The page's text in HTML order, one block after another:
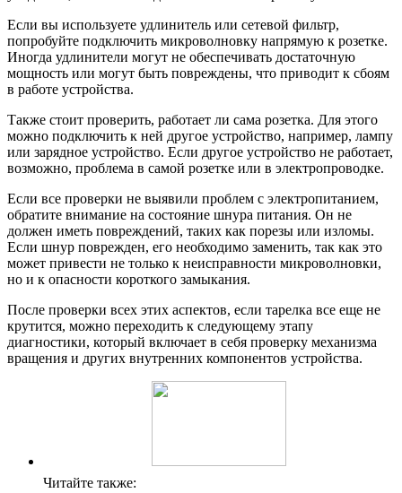
Если вы используете удлинитель или сетевой фильтр,
попробуйте подключить микроволновку напрямую к розетке.
Иногда удлинители могут не обеспечивать достаточную
мощность или могут быть повреждены, что приводит к сбоям
в работе устройства.
Также стоит проверить, работает ли сама розетка. Для этого
можно подключить к ней другое устройство, например, лампу
или зарядное устройство. Если другое устройство не работает,
возможно, проблема в самой розетке или в электропроводке.
Если все проверки не выявили проблем с электропитанием,
обратите внимание на состояние шнура питания. Он не
должен иметь повреждений, таких как порезы или изломы.
Если шнур поврежден, его необходимо заменить, так как это
может привести не только к неисправности микроволновки,
но и к опасности короткого замыкания.
После проверки всех этих аспектов, если тарелка все еще не
крутится, можно переходить к следующему этапу
диагностики, который включает в себя проверку механизма
вращения и других внутренних компонентов устройства.
Читайте также: